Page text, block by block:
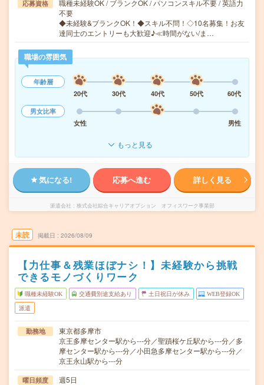
応募資格
職種未経験OK / ブランクOK / パソコンスキル不要 / 英語力
不要
◆未経験&ブランクOK！◆スキル不問！◇10名募集！お友
達同士のエントリーも大歓迎♪≪時間がない/ま…
職場の雰囲気
年齢層
20代
30代 40代 50代
60代
男女比率
女性
男性
もっと見る
気になる! 応募へ進む 詳しく見る
派遣会社 株式会社綜合キャリアオプション オフィスワーク事業部
未読 掲載日 2026/08/09
【力仕事＆残業ほぼナシ！】未経験から挑戦
できるモノづくりワーク
職種未経験OK 交通費別途支給あり 土日祝日が休み WEB登録OK
派遣
勤務地
東京都多摩市
京王多摩センター駅から---分／聖蹟桜ケ丘駅から---分／多
摩センター駅から---分／小田急多摩センター駅から---分／
京王永山駅から---分
曜日頻度 週5日